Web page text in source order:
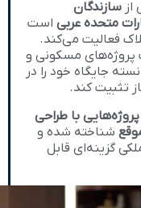
سازندگان
متحده عربی است
فعالیت می‌کند.
مسکونی و
جایگاه خود را در
تثبیت کند.
پروژه‌هایی با طراحی
شناخته شده و
گزینه‌ای قابل